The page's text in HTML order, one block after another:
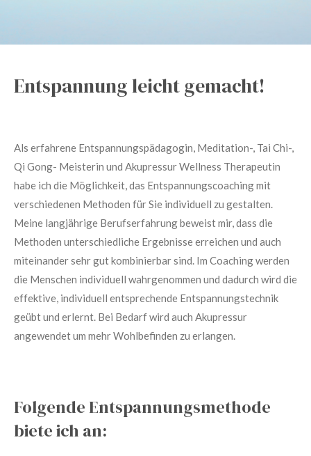
Entspannung leicht gemacht!
Als erfahrene Entspannungspädagogin, Meditation-, Tai Chi-,
Qi Gong- Meisterin und Akupressur Wellness Therapeutin
habe ich die Möglichkeit, das Entspannungscoaching mit
verschiedenen Methoden für Sie individuell zu gestalten.
Meine langjährige Berufserfahrung beweist mir, dass die
Methoden unterschiedliche Ergebnisse erreichen und auch
miteinander sehr gut kombinierbar sind. Im Coaching werden
die Menschen individuell wahrgenommen und dadurch wird die
effektive, individuell entsprechende Entspannungstechnik
geübt und erlernt. Bei Bedarf wird auch Akupressur
angewendet um mehr Wohlbefinden zu erlangen.
Folgende Entspannungsmethode
biete ich an: